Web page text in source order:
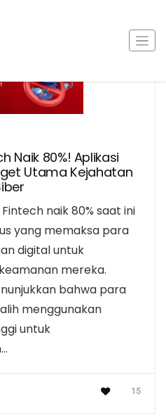
Naik 80%! Aplikasi
Utama Kejahatan
naik 80% saat ini
yang memaksa para
digital untuk
mereka.
bahwa para
menggunakan
untuk
15